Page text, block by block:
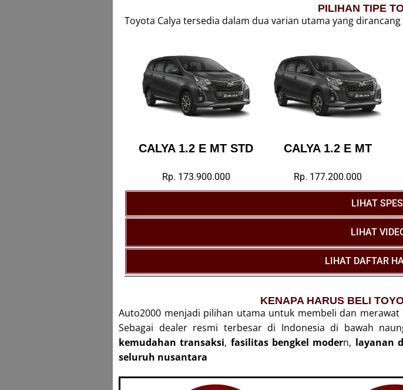
PILIHAN TIPE
Toyota Calya tersedia dalam dua varian utama yang
CALYA 1.2 E MT STD
Rp. 173.900.000
CALYA 1.2 E MT
Rp. 177.200.000
LIHAT
LIHAT
LIHAT DAFTAR
KENAPA HARUS BELI
Auto2000 menjadi pilihan utama untuk membeli dan
Sebagai dealer resmi terbesar di Indonesia di bawah
kemudahan transaksi, fasilitas bengkel modern, layanan
seluruh nusantara